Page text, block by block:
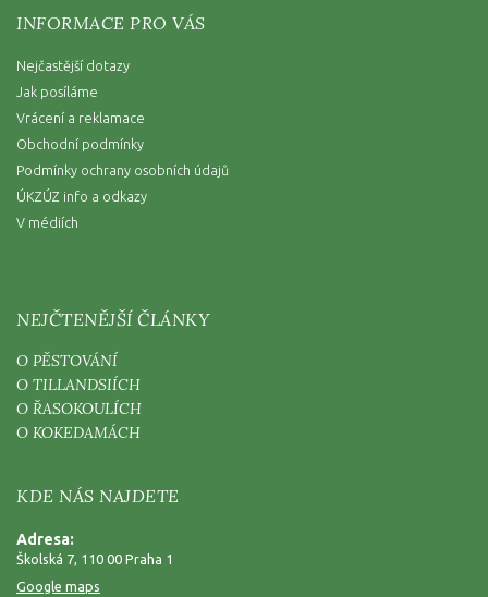
INFORMACE PRO VÁS
Nejčastější dotazy
Jak posíláme
Vrácení a reklamace
Obchodní podmínky
Podmínky ochrany osobních údajů
ÚKZÚZ info a odkazy
V médiích
NEJČTENĚJŠÍ ČLÁNKY
O PĚSTOVÁNÍ
O TILLANDSIÍCH
O ŘASOKOULÍCH
O KOKEDAMÁCH
KDE NÁS NAJDETE
Adresa:
Školská 7, 110 00 Praha 1
Google maps